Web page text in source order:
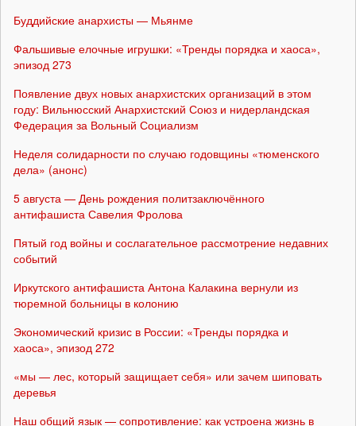
Буддийские анархисты — Мьянме
Фальшивые елочные игрушки: «Тренды порядка и хаоса»,
эпизод 273
Появление двух новых анархистских организаций в этом
году: Вильнюсский Анархистский Союз и нидерландская
Федерация за Вольный Социализм
Неделя солидарности по случаю годовщины «тюменского
дела» (анонс)
5 августа — День рождения политзаключённого
антифашиста Савелия Фролова
Пятый год войны и сослагательное рассмотрение недавних
событий
Иркутского антифашиста Антона Калакина вернули из
тюремной больницы в колонию
Экономический кризис в России: «Тренды порядка и
хаоса», эпизод 272
«мы — лес, который защищает себя» или зачем шиповать
деревья
Наш общий язык — сопротивление: как устроена жизнь в